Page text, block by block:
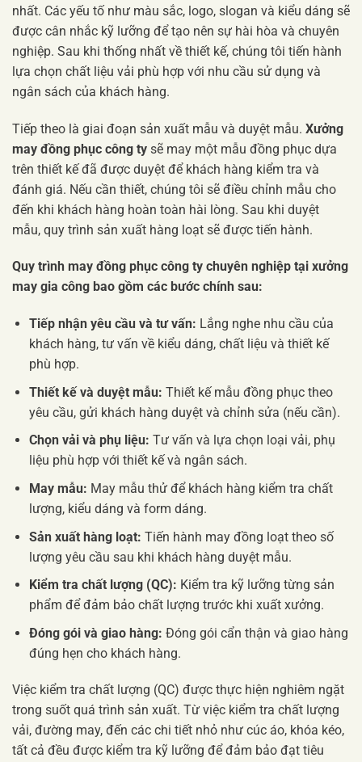
nhất. Các yếu tố như màu sắc, logo, slogan và kiểu dáng sẽ
được cân nhắc kỹ lưỡng để tạo nên sự hài hòa và chuyên
nghiệp. Sau khi thống nhất về thiết kế, chúng tôi tiến hành
lựa chọn chất liệu vải phù hợp với nhu cầu sử dụng và
ngân sách của khách hàng.
Tiếp theo là giai đoạn sản xuất mẫu và duyệt mẫu. Xưởng
may đồng phục công ty sẽ may một mẫu đồng phục dựa
trên thiết kế đã được duyệt để khách hàng kiểm tra và
đánh giá. Nếu cần thiết, chúng tôi sẽ điều chỉnh mẫu cho
đến khi khách hàng hoàn toàn hài lòng. Sau khi duyệt
mẫu, quy trình sản xuất hàng loạt sẽ được tiến hành.
Quy trình may đồng phục công ty chuyên nghiệp tại xưởng
may gia công bao gồm các bước chính sau:
Tiếp nhận yêu cầu và tư vấn: Lắng nghe nhu cầu của
khách hàng, tư vấn về kiểu dáng, chất liệu và thiết kế
phù hợp.
Thiết kế và duyệt mẫu: Thiết kế mẫu đồng phục theo
yêu cầu, gửi khách hàng duyệt và chỉnh sửa (nếu cần).
Chọn vải và phụ liệu: Tư vấn và lựa chọn loại vải, phụ
liệu phù hợp với thiết kế và ngân sách.
May mẫu: May mẫu thử để khách hàng kiểm tra chất
lượng, kiểu dáng và form dáng.
Sản xuất hàng loạt: Tiến hành may đồng loạt theo số
lượng yêu cầu sau khi khách hàng duyệt mẫu.
Kiểm tra chất lượng (QC): Kiểm tra kỹ lưỡng từng sản
phẩm để đảm bảo chất lượng trước khi xuất xưởng.
Đóng gói và giao hàng: Đóng gói cẩn thận và giao hàng
đúng hẹn cho khách hàng.
Việc kiểm tra chất lượng (QC) được thực hiện nghiêm ngặt
trong suốt quá trình sản xuất. Từ việc kiểm tra chất lượng
vải, đường may, đến các chi tiết nhỏ như cúc áo, khóa kéo,
tất cả đều được kiểm tra kỹ lưỡng để đảm bảo đạt tiêu